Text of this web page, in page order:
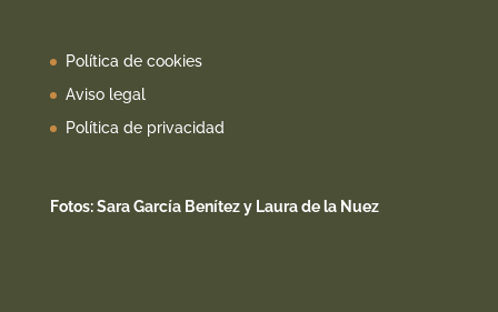
Política de cookies
Aviso legal
Política de privacidad
Fotos: Sara García Benítez y Laura de la Nuez